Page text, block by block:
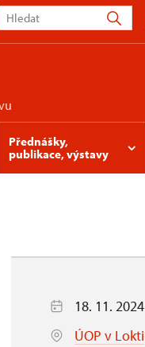
Přednášky,
publikace, výstavy
18. 11. 2024
ÚOP v Lokti